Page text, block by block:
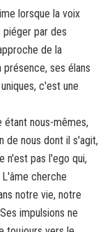
lorsque la voix
piéger par des
de la
ses élans
c'est une
nous-mêmes,
de nous dont il s'agit,
n'est pas l'ego qui,
cherche
notre vie, notre
impulsions ne